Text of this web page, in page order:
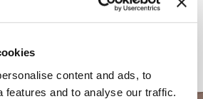
content and ads, to
features and to analyse our traffic.